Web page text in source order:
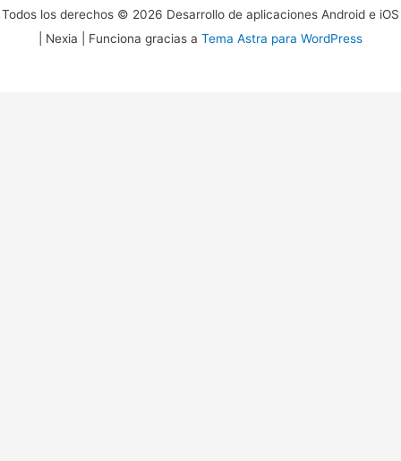
Todos los derechos © 2026 Desarrollo de aplicaciones Android e iOS
| Nexia | Funciona gracias a Tema Astra para WordPress